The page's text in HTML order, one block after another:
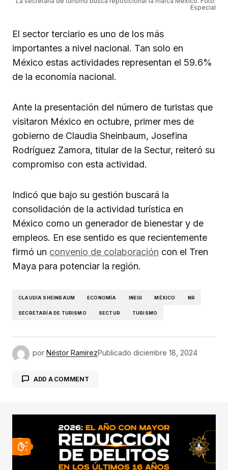
Especial
El sector terciario es uno de los más
importantes a nivel nacional. Tan solo en
México estas actividades representan el 59.6%
de la economía nacional.
Ante la presentación del número de turistas que
visitaron México en octubre, primer mes de
gobierno de Claudia Sheinbaum, Josefina
Rodríguez Zamora, titular de la Sectur, reiteró su
compromiso con esta actividad.
Indicó que bajo su gestión buscará la
consolidación de la actividad turística en
México como un generador de bienestar y de
empleos. En ese sentido es que recientemente
firmó un convenio de colaboración con el Tren
Maya para potenciar la región.
CLAUDIA SHEINBAUM ECONOMÍA INEGI MÉXICO NR
SECRETARÍA DE TURISMO SECTUR TURISMO
por Néstor RamírezPublicado diciembre 18, 2024
ADD A COMMENT
conectado